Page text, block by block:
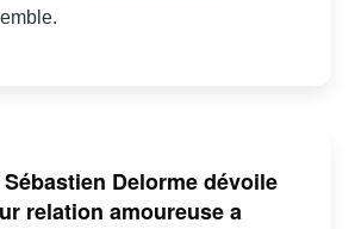
Delorme dévoile
relation amoureuse a